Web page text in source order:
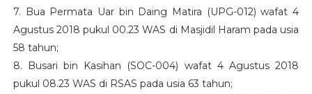
7. Bua Permata Uar bin Daing Matira (UPG-012) wafat 4
Agustus 2018 pukul 00.23 WAS di Masjidil Haram pada usia
58 tahun;
8. Busari bin Kasihan (SOC-004) wafat 4 Agustus 2018
pukul 08.23 WAS di RSAS pada usia 63 tahun;